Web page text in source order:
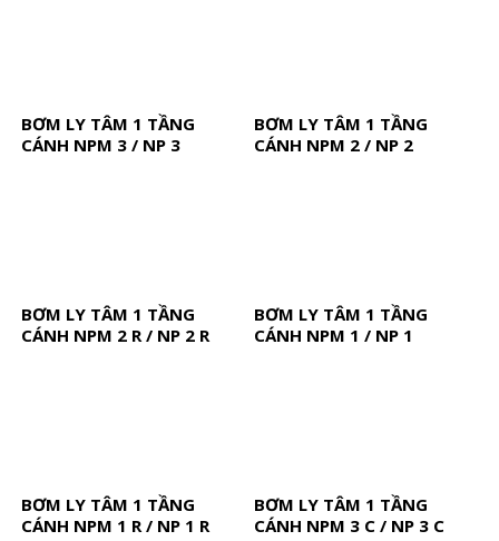
BƠM LY TÂM 1 TẦNG
CÁNH NPM 3 / NP 3
BƠM LY TÂM 1 TẦNG
CÁNH NPM 2 / NP 2
BƠM LY TÂM 1 TẦNG
CÁNH NPM 2 R / NP 2 R
BƠM LY TÂM 1 TẦNG
CÁNH NPM 1 / NP 1
BƠM LY TÂM 1 TẦNG
CÁNH NPM 1 R / NP 1 R
BƠM LY TÂM 1 TẦNG
CÁNH NPM 3 C / NP 3 C